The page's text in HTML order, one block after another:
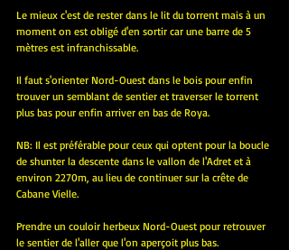
Le mieux c'est de rester dans le lit du torrent mais à un
moment on est obligé d'en sortir car une barre de 5
mètres est infranchissable.
Il faut s'orienter Nord-Ouest dans le bois pour enfin
trouver un semblant de sentier et traverser le torrent
plus bas pour enfin arriver en bas de Roya.
NB: Il est préférable pour ceux qui optent pour la boucle
de shunter la descente dans le vallon de l'Adret et à
environ 2270m, au lieu de continuer sur la crête de
Cabane Vielle.
Prendre un couloir herbeux Nord-Ouest pour retrouver
le sentier de l'aller que l'on aperçoit plus bas.